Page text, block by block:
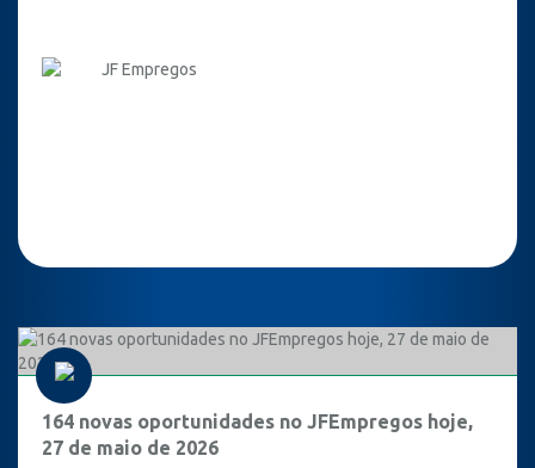
JF Empregos
164 novas oportunidades no JFEmpregos hoje,
27 de maio de 2026